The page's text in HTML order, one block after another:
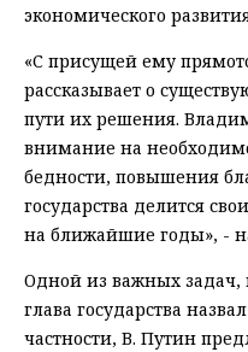
экономического
«С присущей ему
рассказывает о
пути их решения.
внимание на
бедности, повышения
государства делится
на ближайшие годы», -
Одной из важных задач,
глава государства
частности, В. Путин